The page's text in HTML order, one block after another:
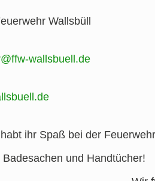
Wallsbüll
wallsbuell.de
ihr Spaß bei der
und Handtücher!